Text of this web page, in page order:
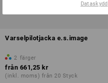
Varselpilotjacka e.s.image
2 färger
från 661,25 kr
(inkl. moms) från 20 Styck
Dataskydd